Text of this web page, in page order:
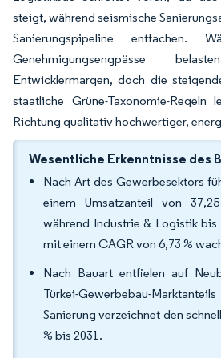
steigt, während seismische
Sanierungspipeline entfachen.
Genehmigungsengpässe
Entwicklermargen, doch die
staatliche Grüne-Taxonomie-
Richtung qualitativ hochwertiger,
Wesentliche Erkenntnisse des
Nach Art des Gewerbesektors
einem Umsatzanteil von
während Industrie & Logistik bis
mit einem CAGR von 6,73 %
Nach Bauart entfielen auf
Türkei-Gewerbebau-
Sanierung verzeichnet den
% bis 2031.